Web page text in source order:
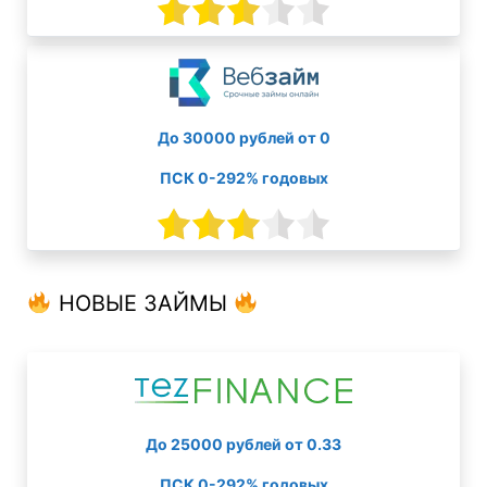
До 30000 рублей от 0
ПСК 0-292% годовых
НОВЫЕ ЗАЙМЫ
До 25000 рублей от 0.33